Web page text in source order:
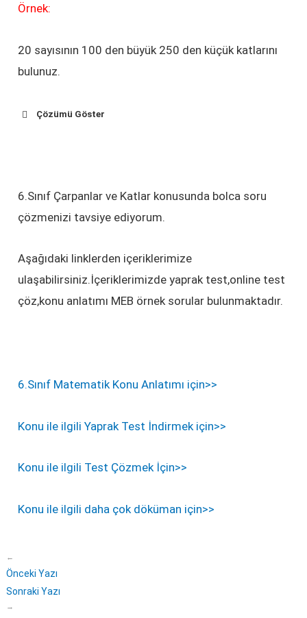
Örnek:
20 sayısının 100 den büyük 250 den küçük katlarını
bulunuz.
Çözümü Göster
6.Sınıf Çarpanlar ve Katlar konusunda bolca soru
çözmenizi tavsiye ediyorum.
Aşağıdaki linklerden içeriklerimize
ulaşabilirsiniz.İçeriklerimizde yaprak test,online test
çöz,konu anlatımı MEB örnek sorular bulunmaktadır.
6.Sınıf Matematik Konu Anlatımı için>>
Konu ile ilgili Yaprak Test İndirmek için>>
Konu ile ilgili Test Çözmek İçin>>
Konu ile ilgili daha çok döküman için>>
←
Önceki Yazı
Sonraki Yazı
→